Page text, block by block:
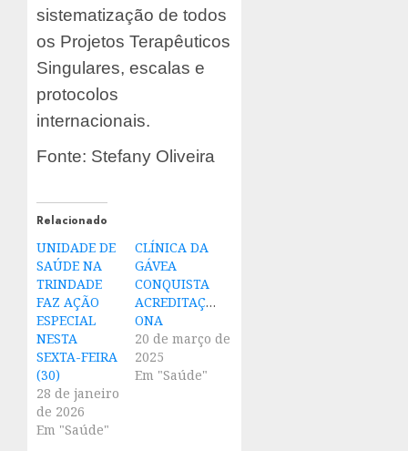
sistematização de todos
os Projetos Terapêuticos
Singulares, escalas e
protocolos
internacionais.
Fonte: Stefany Oliveira
Relacionado
UNIDADE DE
SAÚDE NA
TRINDADE
FAZ AÇÃO
ESPECIAL
NESTA
SEXTA-FEIRA
(30)
28 de janeiro
de 2026
Em "Saúde"
CLÍNICA DA
GÁVEA
CONQUISTA
ACREDITAÇÃO
ONA
20 de março de
2025
Em "Saúde"